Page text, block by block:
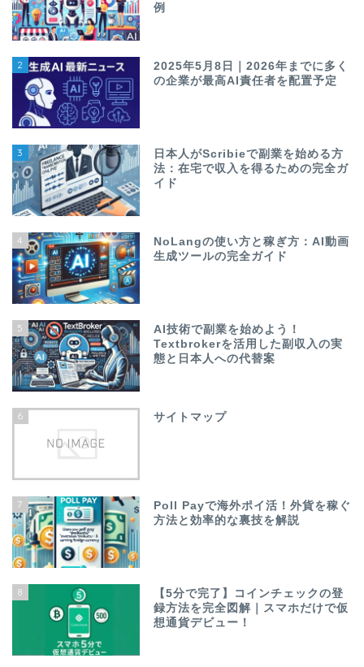
例
2
2025年5月8日｜2026年までに多く
の企業が最高AI責任者を配置予定
3
日本人がScribieで副業を始める方
法：在宅で収入を得るための完全ガ
イド
4
NoLangの使い方と稼ぎ方：AI動画
生成ツールの完全ガイド
5
AI技術で副業を始めよう！
Textbrokerを活用した副収入の実
態と日本人への代替案
6 サイトマップ
7
Poll Payで海外ポイ活！外貨を稼ぐ
方法と効率的な裏技を解説
8
【5分で完了】コインチェックの登
録方法を完全図解｜スマホだけで仮
想通貨デビュー！